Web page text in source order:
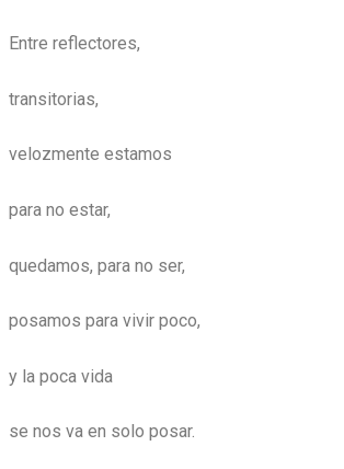
Entre reflectores,
transitorias,
velozmente estamos
para no estar,
quedamos, para no ser,
posamos para vivir poco,
y la poca vida
se nos va en solo posar.